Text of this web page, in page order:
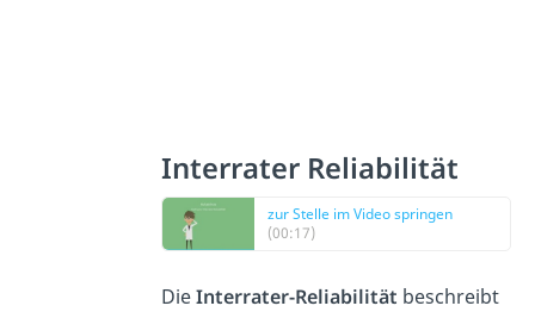
Interrater Reliabilität
zur Stelle im Video springen
(00:17)
DieInterrater-Reliabilität beschreibt